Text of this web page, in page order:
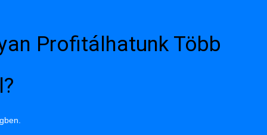
Profitálhatunk Több